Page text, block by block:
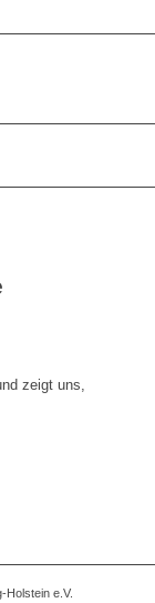
zeigt uns,
e.V.